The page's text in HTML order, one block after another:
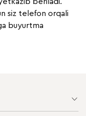
siz telefon orqali
buyurtma